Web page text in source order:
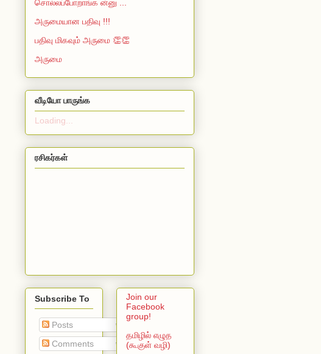
சொல்லப்போறாங்க ன்னு ...
அருமையான பதிவு !!!
பதிவு மிகவும் அருமை 👏👏
அருமை
வீடியோ பாருங்க
Loading...
ரசிகர்கள்
Subscribe To
Posts
Comments
Join our
Facebook
group!
தமிழில் எழுத
(கூகுள் வழி)